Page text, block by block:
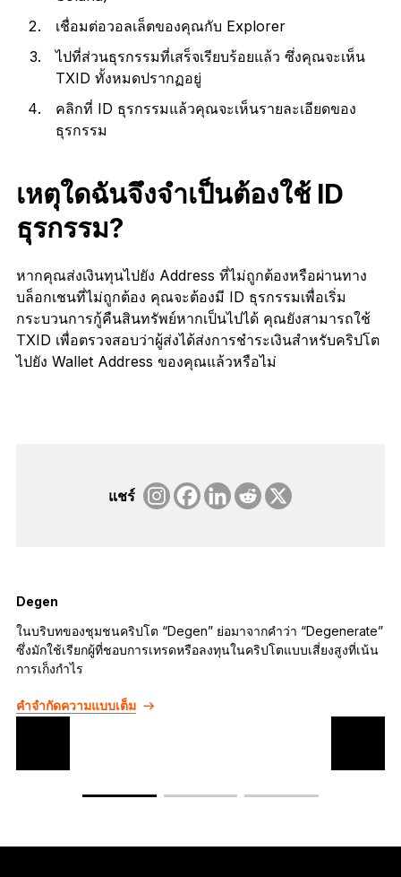
เชื่อมต่อวอลเล็ตของคุณกับ Explorer
ไปที่ส่วนธุรกรรมที่เสร็จเรียบร้อยแล้ว ซึ่งคุณจะเห็น
TXID ทั้งหมดปรากฏอยู่
คลิกที่ ID ธุรกรรมแล้วคุณจะเห็นรายละเอียดของ
ธุรกรรม
เหตุใดฉันจึงจำเป็นต้องใช้ ID
ธุรกรรม?
หากคุณส่งเงินทุนไปยัง Address ที่ไม่ถูกต้องหรือผ่านทาง
บล็อกเชนที่ไม่ถูกต้อง คุณจะต้องมี ID ธุรกรรมเพื่อเริ่ม
กระบวนการกู้คืนสินทรัพย์หากเป็นไปได้ คุณยังสามารถใช้
TXID เพื่อตรวจสอบว่าผู้ส่งได้ส่งการชำระเงินสำหรับคริปโต
ไปยัง Wallet Address ของคุณแล้วหรือไม่
แชร์
Degen
ในบริบทของชุมชนคริปโต “Degen” ย่อมาจากคำว่า “Degenerate”
ซึ่งมักใช้เรียกผู้ที่ชอบการเทรดหรือลงทุนในคริปโตแบบเสี่ยงสูงที่เน้น
การเก็งกำไร
คำจำกัดความแบบเต็ม